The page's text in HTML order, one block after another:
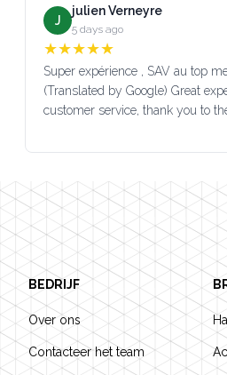
J
julien Verneyre
5 days ago
★★★★★
Super expérience , SAV au top
(Translated by Google) Great
customer service, thank you to
Footer
BEDRIJF
Over ons
Contacteer het team